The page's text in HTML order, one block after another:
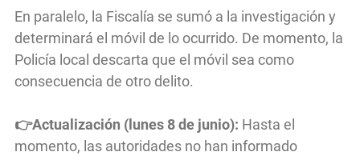
En paralelo, la Fiscalía se sumó a la investigación y
determinará el móvil de lo ocurrido. De momento, la
Policía local descarta que el móvil sea como
consecuencia de otro delito.
👉Actualización (lunes 8 de junio): Hasta el
momento, las autoridades no han informado